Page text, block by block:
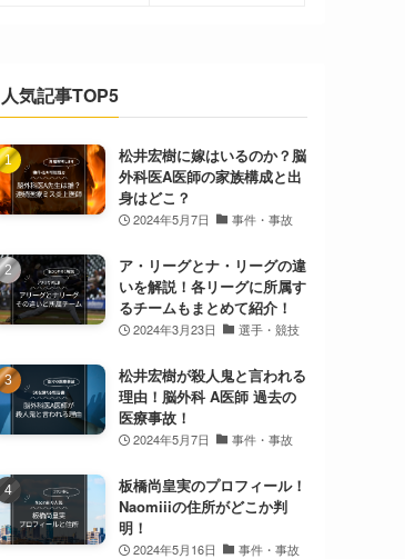
人気記事TOP5
松井宏樹に嫁はいるのか？脳
外科医A医師の家族構成と出
身はどこ？
2024年5月7日 事件・事故
ア・リーグとナ・リーグの違
いを解説！各リーグに所属す
るチームもまとめて紹介！
2024年3月23日 選手・競技
松井宏樹が殺人鬼と言われる
理由！脳外科 A医師 過去の
医療事故！
2024年5月7日 事件・事故
板橋尚皇実のプロフィール！
Naomiiiの住所がどこか判
明！
2024年5月16日 事件・事故